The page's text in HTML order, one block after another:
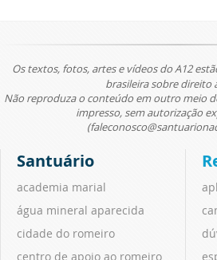
Os textos, fotos, artes e vídeos do A12
brasileira sobre direito
Não reproduza o conteúdo em outro meio
impresso, sem autorização
Santuário
academia marial
água mineral aparecida
cidade do romeiro
centro de apoio ao romeiro